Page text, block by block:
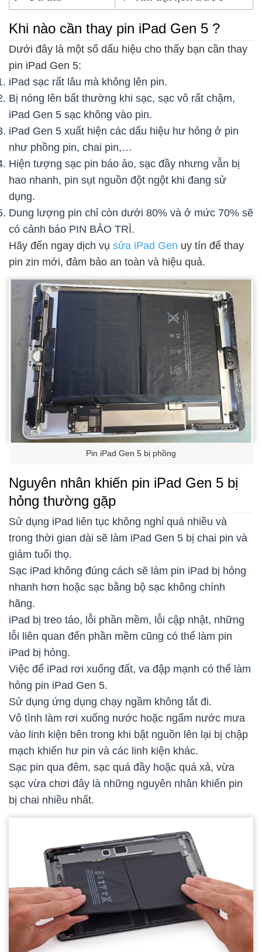
Khi nào cần thay pin iPad Gen 5 ?
Dưới đây là một số dấu hiệu cho thấy bạn cần thay
pin iPad Gen 5:
iPad sạc rất lâu mà không lên pin.
Bị nóng lên bất thường khi sạc, sạc vô rất chậm,
iPad Gen 5 sạc không vào pin.
iPad Gen 5 xuất hiện các dấu hiệu hư hỏng ở pin
như phồng pin, chai pin,…
Hiện tượng sạc pin báo ảo, sạc đầy nhưng vẫn bị
hao nhanh, pin sụt nguồn đột ngột khi đang sử
dụng.
Dung lượng pin chỉ còn dưới 80% và ở mức 70% sẽ
có cảnh báo PIN BẢO TRÌ.
Hãy đến ngay dịch vụ sửa iPad Gen uy tín để thay
pin zin mới, đảm bảo an toàn và hiệu quả.
Pin iPad Gen 5 bị phồng
Nguyên nhân khiến pin iPad Gen 5 bị
hỏng thường gặp
Sử dụng iPad liên tục không nghỉ quá nhiều và
trong thời gian dài sẽ làm iPad Gen 5 bị chai pin và
giảm tuổi thọ.
Sạc iPad không đúng cách sẽ làm pin iPad bị hỏng
nhanh hơn hoặc sạc bằng bộ sạc không chính
hãng.
iPad bị treo táo, lỗi phần mềm, lỗi cập nhật, những
lỗi liên quan đến phần mềm cũng có thể làm pin
iPad bị hỏng.
Việc để iPad rơi xuống đất, va đập mạnh có thể làm
hỏng pin iPad Gen 5.
Sử dụng ứng dụng chạy ngầm không tắt đi.
Vô tình làm rơi xuống nước hoặc ngấm nước mưa
vào linh kiện bên trong khi bật nguồn lên lại bị chập
mạch khiến hư pin và các linh kiện khác.
Sạc pin qua đêm, sạc quá đầy hoặc quá xả, vừa
sạc vừa chơi đây là những nguyên nhân khiến pin
bị chai nhiều nhất.